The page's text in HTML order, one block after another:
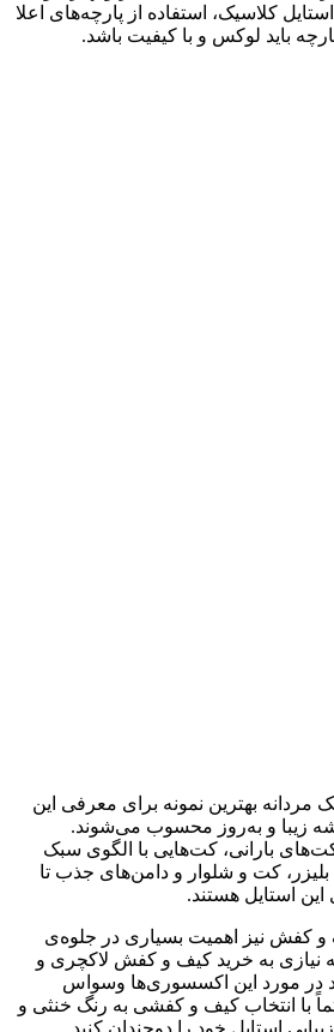
کلاسیک، استفاده از پارچه‌های اعلا
باید لوکس و با کیفیت باشد.
مردانه بهترین نمونه برای معرفی این
زیبا و به‌روز محسوب می‌شوند.
بارانی، کت‌هایی با الگوی سبک
کت و شلوار و دامن‌های جذب تا
این استایل هستند.
کفش نیز اهمیت بسیاری در جلوه‌ی
نیازی به خرید کیف و کفش لاکچری و
در مورد این اکسسوری‌ها وسواس
با انتخاب کیف و کفشی به رنگ خنثی و
استایل خود را دوچندان کنید.